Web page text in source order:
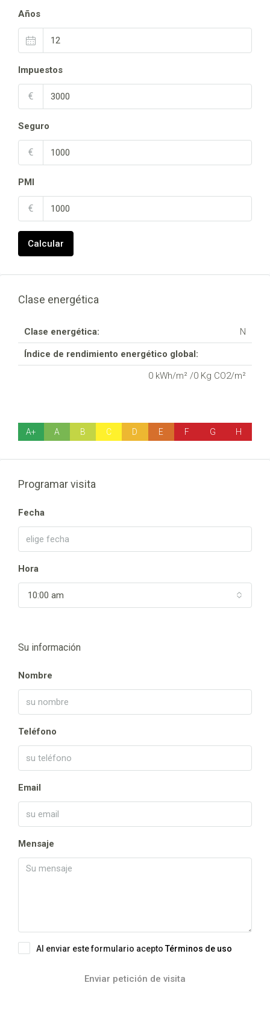
Años
Impuestos
€
Seguro
€
PMI
€
Calcular
Clase energética
Clase energética: N
Índice de rendimiento energético global:
0 kWh/m² /0 Kg CO2/m²
A+ A B C D E F G H
Programar visita
Fecha
Hora
10:00 am
Su información
Nombre
Teléfono
Email
Mensaje
Al enviar este formulario aceptoTérminos de uso
Enviar petición de visita